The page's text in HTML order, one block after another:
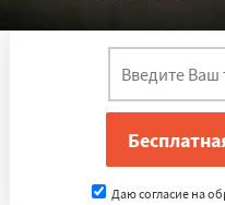
Даю согласие на